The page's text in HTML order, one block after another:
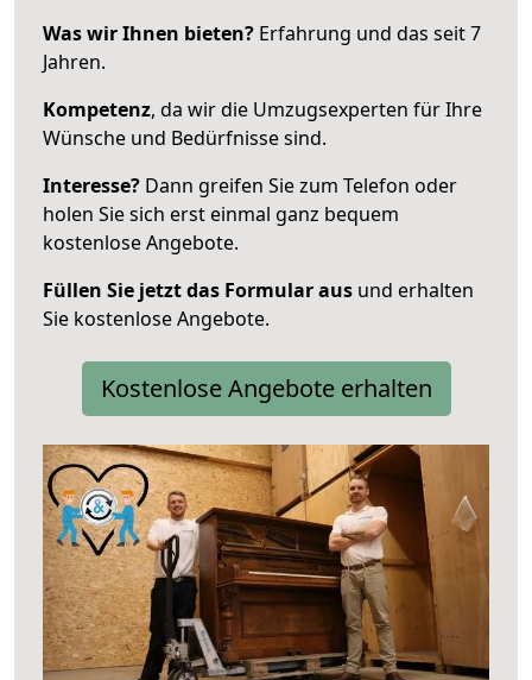
Was wir Ihnen bieten? Erfahrung und das seit 7
Jahren.
Kompetenz, da wir die Umzugsexperten für Ihre
Wünsche und Bedürfnisse sind.
Interesse? Dann greifen Sie zum Telefon oder
holen Sie sich erst einmal ganz bequem
kostenlose Angebote.
Füllen Sie jetzt das Formular aus und erhalten
Sie kostenlose Angebote.
Kostenlose Angebote erhalten